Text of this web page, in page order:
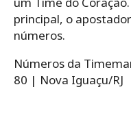
principal, o
números.
Números da
80 | Nova Iguaçu/RJ